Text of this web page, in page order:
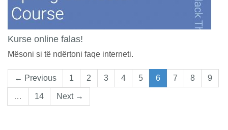
Kurse online falas!
Mësoni si të ndërtoni faqe interneti.
← Previous 1 2 3 4 5 6 7 8 9
… 14 Next →